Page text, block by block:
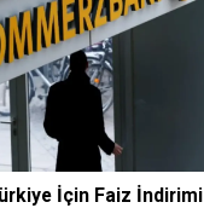
İçin Faiz İndirimi